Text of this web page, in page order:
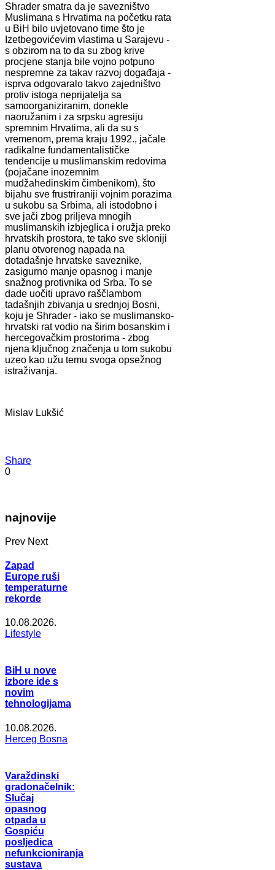
Shrader smatra da je savezništvo
Muslimana s Hrvatima na početku rata
u BiH bilo uvjetovano time što je
Izetbegovićevim vlastima u Sarajevu -
s obzirom na to da su zbog krive
procjene stanja bile vojno potpuno
nespremne za takav razvoj događaja -
isprva odgovaralo takvo zajedništvo
protiv istoga neprijatelja sa
samoorganiziranim, donekle
naoružanim i za srpsku agresiju
spremnim Hrvatima, ali da su s
vremenom, prema kraju 1992., jačale
radikalne fundamentalističke
tendencije u muslimanskim redovima
(pojačane inozemnim
mudžahedinskim čimbenikom), što
bijahu sve frustriraniji vojnim porazima
u sukobu sa Srbima, ali istodobno i
sve jači zbog priljeva mnogih
muslimanskih izbjeglica i oružja preko
hrvatskih prostora, te tako sve skloniji
planu otvorenog napada na
dotadašnje hrvatske saveznike,
zasigurno manje opasnog i manje
snažnog protivnika od Srba. To se
dade uočiti upravo raščlambom
tadašnjih zbivanja u srednjoj Bosni,
koju je Shrader - iako se muslimansko-
hrvatski rat vodio na širim bosanskim i
hercegovačkim prostorima - zbog
njena ključnog značenja u tom sukobu
uzeo kao užu temu svoga opsežnog
istraživanja.
Mislav Lukšić
Share
0
najnovije
Prev Next
Zapad
Europe ruši
temperaturne
rekorde
10.08.2026.
Lifestyle
BiH u nove
izbore ide s
novim
tehnologijama
10.08.2026.
Herceg Bosna
Varaždinski
gradonačelnik:
Slučaj
opasnog
otpada u
Gospiću
posljedica
nefunkcioniranja
sustava